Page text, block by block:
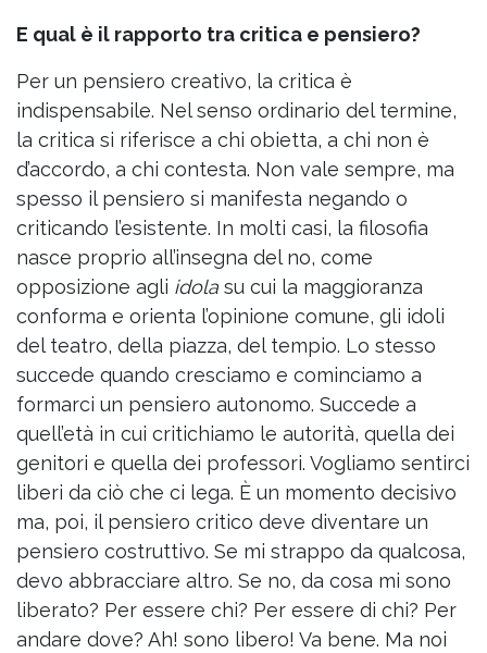
E qual è il rapporto tra critica e pensiero?
Per un pensiero creativo, la critica è
indispensabile. Nel senso ordinario del termine,
la critica si riferisce a chi obietta, a chi non è
d’accordo, a chi contesta. Non vale sempre, ma
spesso il pensiero si manifesta negando o
criticando l’esistente. In molti casi, la filosofia
nasce proprio all’insegna del no, come
opposizione agli idola su cui la maggioranza
conforma e orienta l’opinione comune, gli idoli
del teatro, della piazza, del tempio. Lo stesso
succede quando cresciamo e cominciamo a
formarci un pensiero autonomo. Succede a
quell’età in cui critichiamo le autorità, quella dei
genitori e quella dei professori. Vogliamo sentirci
liberi da ciò che ci lega. È un momento decisivo
ma, poi, il pensiero critico deve diventare un
pensiero costruttivo. Se mi strappo da qualcosa,
devo abbracciare altro. Se no, da cosa mi sono
liberato? Per essere chi? Per essere di chi? Per
andare dove? Ah! sono libero! Va bene. Ma noi